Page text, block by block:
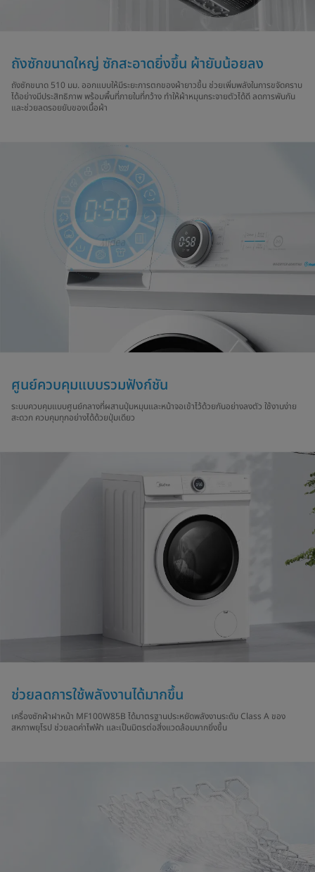
ถังซักขนาดใหญ่ ซักสะอาดยิ่งขึ้น ผ้ายับน้อยลง
ถังซักขนาด 510 มม. ออกแบบให้มีระยะการตกของผ้ายาวขึ้น ช่วยเพิ่มพลังในการขจัดคราบ
ได้อย่างมีประสิทธิภาพ พร้อมพื้นที่ภายในที่กว้าง ทำให้ผ้าหมุนกระจายตัวได้ดี ลดการพันกัน
และช่วยลดรอยยับของเนื้อผ้า
ศูนย์ควบคุมแบบรวมฟังก์ชัน
ระบบควบคุมแบบศูนย์กลางที่ผสานปุ่มหมุนและหน้าจอเข้าไว้ด้วยกันอย่างลงตัว ใช้งานง่าย
สะดวก ควบคุมทุกอย่างได้ด้วยปุ่มเดียว
ช่วยลดการใช้พลังงานได้มากขึ้น
เครื่องซักผ้าฝาหน้า MF100W85B ได้มาตรฐานประหยัดพลังงานระดับ Class A ของ
สหภาพยุโรป ช่วยลดค่าไฟฟ้า และเป็นมิตรต่อสิ่งแวดล้อมมากยิ่งขึ้น